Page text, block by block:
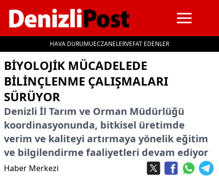
HAVA DURUMUECZANELERVEFAT EDENLER
İçeriğe geç
BIYOLOJIK MÜCADELEDE
BILINÇLENME ÇALIŞMALARI
SÜRÜYOR
Denizli İl Tarım ve Orman Müdürlüğü
koordinasyonunda, bitkisel üretimde
verim ve kaliteyi artırmaya yönelik eğitim
ve bilgilendirme faaliyetleri devam ediyor
Haber Merkezi